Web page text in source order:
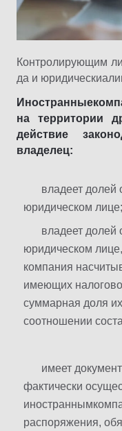
Контролирующим
да и
на территории
действие
владелец:
владеет долей
юридическом лице;
владеет долей
юридическом
компания
имеющих
суммарная доля
соотношении
имеет
фактически
распоряжения,